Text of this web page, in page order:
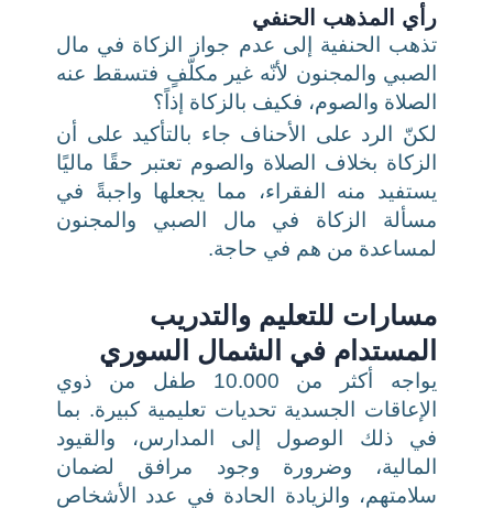
رأي المذهب الحنفي
تذهب الحنفية إلى عدم جواز الزكاة في مال
الصبي والمجنون لأنّه غير مكلّفٍ فتسقط عنه
الصلاة والصوم، فكيف بالزكاة إذاً؟
لكنّ الرد على الأحناف جاء بالتأكيد على أن
الزكاة بخلاف الصلاة والصوم تعتبر حقًا ماليًا
يستفيد منه الفقراء، مما يجعلها واجبةً في
مسألة الزكاة في مال الصبي والمجنون
لمساعدة من هم في حاجة.
مسارات للتعليم والتدريب
المستدام في الشمال السوري
يواجه أكثر من 10.000 طفل من ذوي
الإعاقات الجسدية تحديات تعليمية كبيرة. بما
في ذلك الوصول إلى المدارس، والقيود
المالية، وضرورة وجود مرافق لضمان
سلامتهم، والزيادة الحادة في عدد الأشخاص